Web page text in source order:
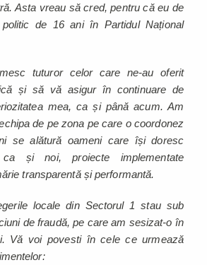
Asta vreau să cred, pentru că eu de
de 16 ani în Partidul Național
tuturor celor care ne-au oferit
și să vă asigur în continuare de
mea, ca și până acum. Am
de pe zona pe care o coordonez
se alătură oameni care își doresc
și noi, proiecte implementate
transparentă și performantă.
locale din Sectorul 1 stau sub
de fraudă, pe care am sesizat-o în
Vă voi povesti în cele ce urmează